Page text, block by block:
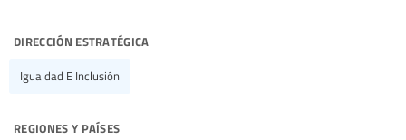
dirección estratégica
Igualdad E Inclusión
regiones y países